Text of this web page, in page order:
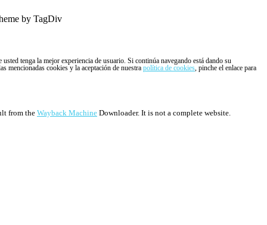
by TagDiv
tenga la mejor experiencia de usuario. Si continúa navegando está dando su
mencionadas cookies y la aceptación de nuestra política de cookies, pinche el enlace para
from the Wayback Machine Downloader. It is not a complete website.